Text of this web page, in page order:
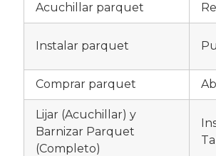
Acuchillar parquet
Instalar parquet
Comprar parquet
Lijar (Acuchillar) y
Barnizar Parquet
(Completo)